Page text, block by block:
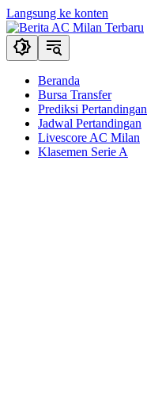
Langsung ke konten
Beranda
Bursa Transfer
Prediksi Pertandingan
Jadwal Pertandingan
Livescore AC Milan
Klasemen Serie A